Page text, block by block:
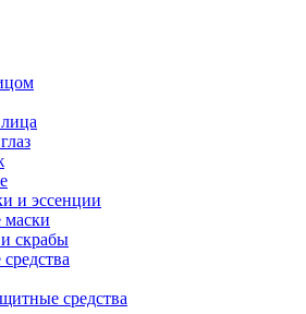
и эссенции
маски
скрабы
средства